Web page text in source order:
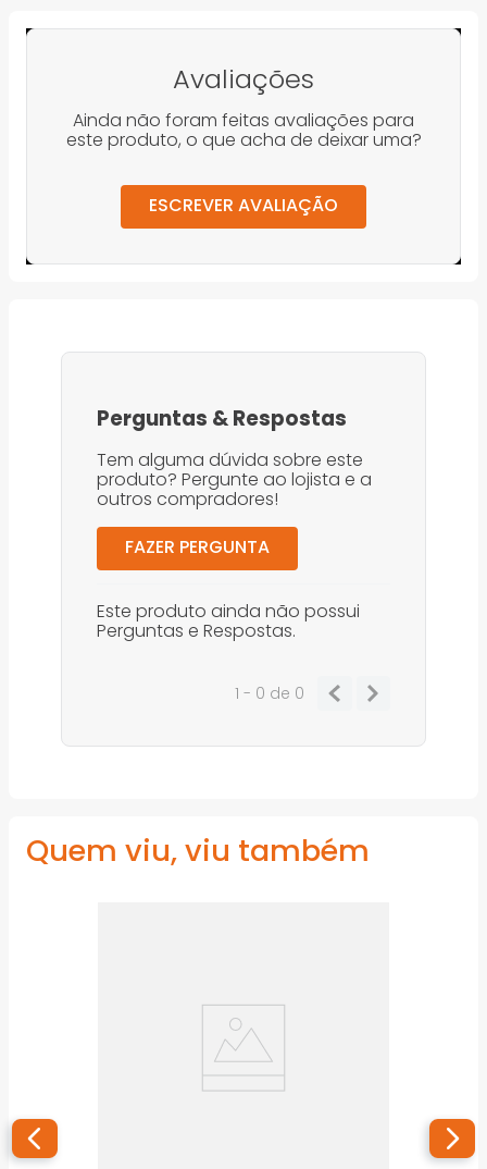
Avaliações
Ainda não foram feitas avaliações para
este produto, o que acha de deixar uma?
ESCREVER AVALIAÇÃO
Perguntas &Respostas
Tem alguma dúvida sobre este
produto? Pergunte ao lojista e a
outros compradores!
FAZER PERGUNTA
Este produto ainda não possui
Perguntas e Respostas.
1 - 0 de 0
Quem viu, viu também